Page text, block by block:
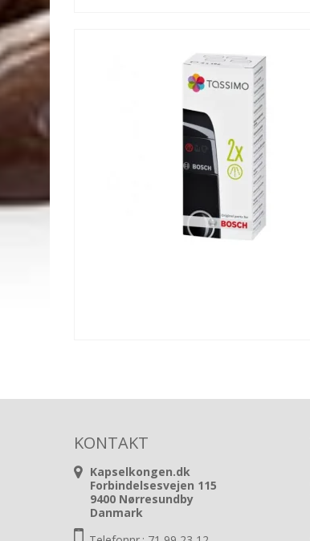
KONTAKT
Kapselkongen.dk
Forbindelsesvejen 115
9400 Nørresundby
Danmark